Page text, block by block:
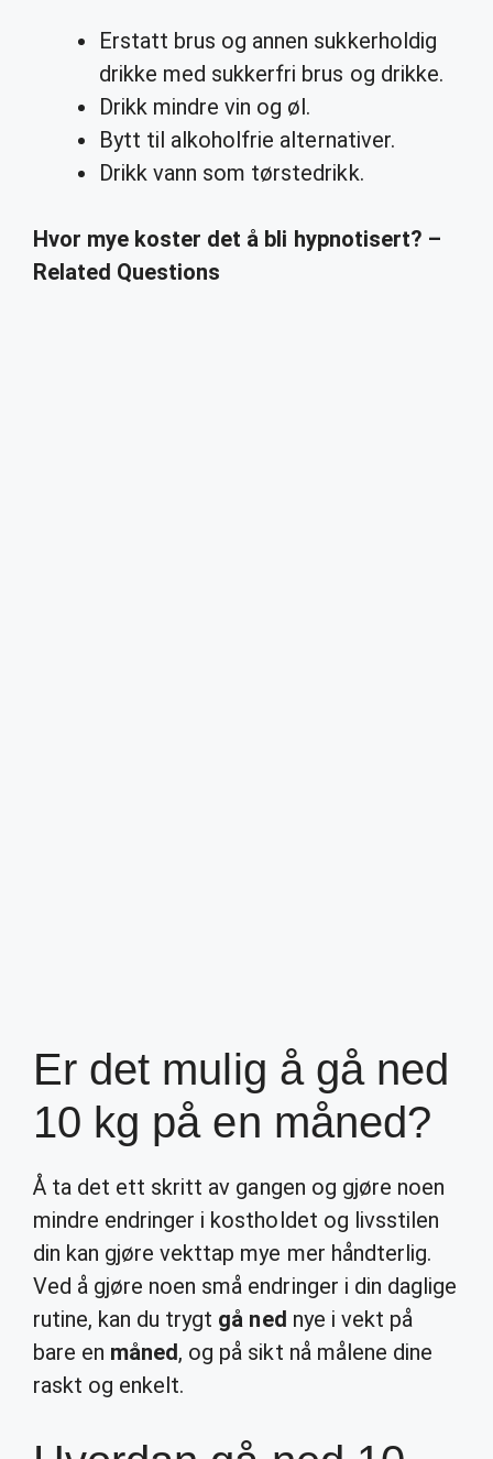
Erstatt brus og annen sukkerholdig
drikke med sukkerfri brus og drikke.
Drikk mindre vin og øl.
Bytt til alkoholfrie alternativer.
Drikk vann som tørstedrikk.
Hvor mye koster det å bli hypnotisert? –
Related Questions
Er det mulig å gå ned
10 kg på en måned?
Å ta det ett skritt av gangen og gjøre noen
mindre endringer i kostholdet og livsstilen
din kan gjøre vekttap mye mer håndterlig.
Ved å gjøre noen små endringer i din daglige
rutine, kan du trygt gå ned nye i vekt på
bare en måned, og på sikt nå målene dine
raskt og enkelt.